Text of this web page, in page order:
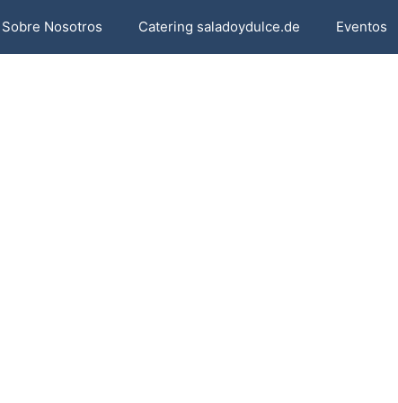
Sobre Nosotros Catering saladoydulce.de Eventos